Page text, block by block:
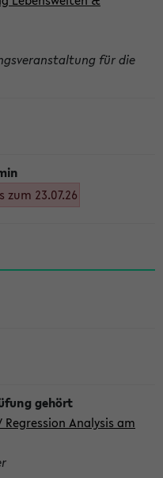
für die
23.07.26
Analysis am